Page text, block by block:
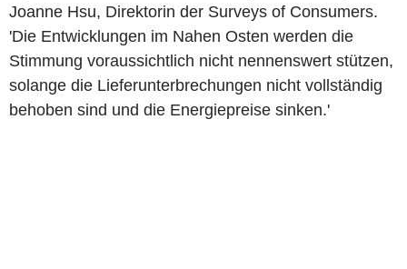
Joanne Hsu, Direktorin der Surveys of Consumers.
'Die Entwicklungen im Nahen Osten werden die
Stimmung voraussichtlich nicht nennenswert stützen,
solange die Lieferunterbrechungen nicht vollständig
behoben sind und die Energiepreise sinken.'